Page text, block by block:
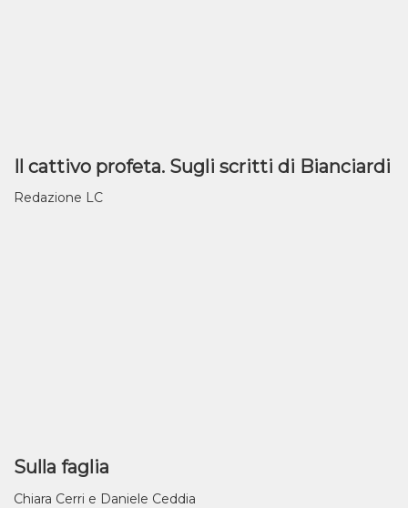
Il cattivo profeta. Sugli scritti di Bianciardi
Redazione LC
Sulla faglia
Chiara Cerri e Daniele Ceddia